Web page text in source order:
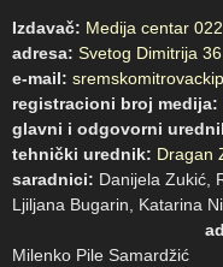
Izdavač: Medija centar 022
adresa: Svetog Dimitrija
e-mail:
registracioni broj medija:
glavni i odgovorni
tehnički urednik: Dragan
saradnici: Danijela Zukić,
Ljiljana
Milenko Pile Samardžić